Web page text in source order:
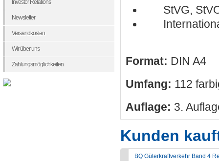
StVG,
Format: DIN A4
Umfang: 112
Auflage: 3.
Kunden
BQ Güterkraftverkehr Band 4
Investor Relations
Newsletter
Versandkosten
Wir über uns
Zahlungsmöglichkeiten